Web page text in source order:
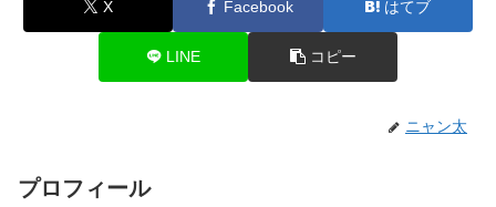
X Facebook はてブ
LINE コピー
ニャン太
プロフィール